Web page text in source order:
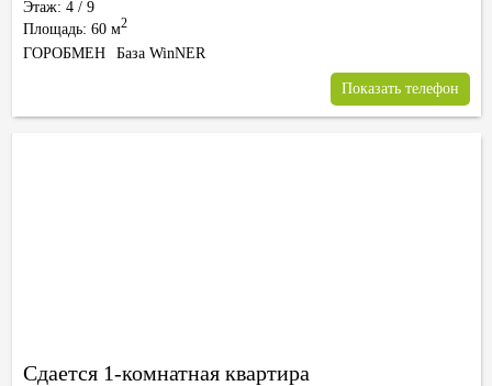
Этаж: 4 / 9
Площадь: 60 м2
ГОРОБМЕН База WinNER
Показать телефон
Сдается 1-комнатная квартира